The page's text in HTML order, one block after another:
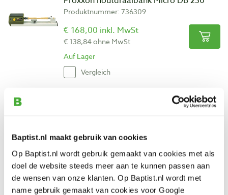
Baptist.nl maakt gebruik van cookies
Op Baptist.nl wordt gebruik gemaakt van cookies met als
doel de website steeds meer aan te kunnen passen aan
de wensen van onze klanten. Op Baptist.nl wordt met
name gebruik gemaakt van cookies voor Google
Produktnummer: 736309
€ 168,00 inkl. MwSt
€ 138,84 ohne MwSt
Auf Lager
Vergleich
Contimac compressor CM 210/8/3 W
Boxer
€ 527,00 inkl. MwSt
€ 435,54 ohne MwSt
Auf Lager
Vergleich